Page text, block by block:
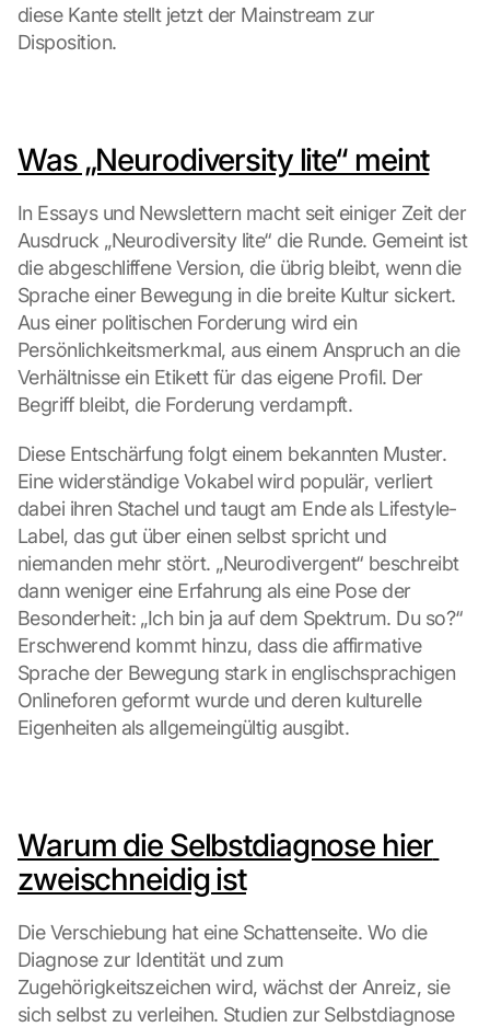
diese Kante stellt jetzt der Mainstream zur
Disposition.
Was „Neurodiversity lite“ meint
In Essays und Newslettern macht seit einiger Zeit der
Ausdruck „Neurodiversity lite“ die Runde. Gemeint ist
die abgeschliffene Version, die übrig bleibt, wenn die
Sprache einer Bewegung in die breite Kultur sickert.
Aus einer politischen Forderung wird ein
Persönlichkeitsmerkmal, aus einem Anspruch an die
Verhältnisse ein Etikett für das eigene Profil. Der
Begriff bleibt, die Forderung verdampft.
Diese Entschärfung folgt einem bekannten Muster.
Eine widerständige Vokabel wird populär, verliert
dabei ihren Stachel und taugt am Ende als Lifestyle-
Label, das gut über einen selbst spricht und
niemanden mehr stört. „Neurodivergent“ beschreibt
dann weniger eine Erfahrung als eine Pose der
Besonderheit: „Ich bin ja auf dem Spektrum. Du so?“
Erschwerend kommt hinzu, dass die affirmative
Sprache der Bewegung stark in englischsprachigen
Onlineforen geformt wurde und deren kulturelle
Eigenheiten als allgemeingültig ausgibt.
Warum die Selbstdiagnose hier
zweischneidig ist
Die Verschiebung hat eine Schattenseite. Wo die
Diagnose zur Identität und zum
Zugehörigkeitszeichen wird, wächst der Anreiz, sie
sich selbst zu verleihen. Studien zur Selbstdiagnose